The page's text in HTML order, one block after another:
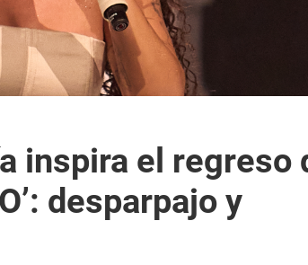
inspira el regreso
desparpajo y